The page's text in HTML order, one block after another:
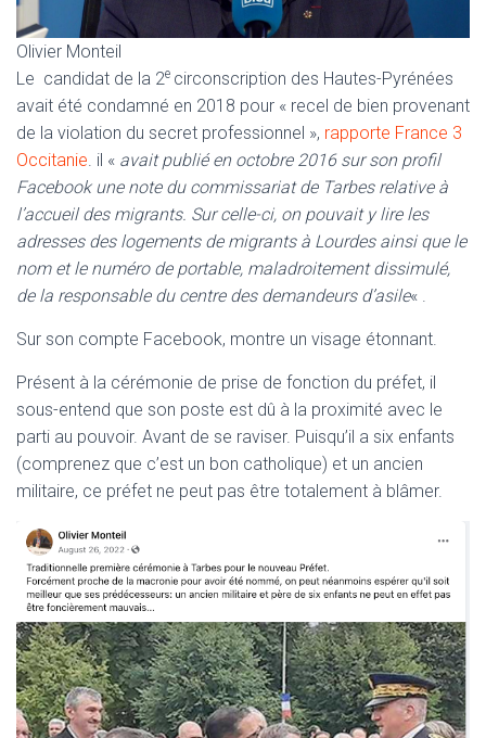
Olivier Monteil
Le candidat de la 2e circonscription des Hautes-Pyrénées
avait été condamné en 2018 pour « recel de bien provenant
de la violation du secret professionnel », rapporte France 3
Occitanie. il « avait publié en octobre 2016 sur son profil
Facebook une note du commissariat de Tarbes relative à
l’accueil des migrants. Sur celle-ci, on pouvait y lire les
adresses des logements de migrants à Lourdes ainsi que le
nom et le numéro de portable, maladroitement dissimulé,
de la responsable du centre des demandeurs d’asile« .
Sur son compte Facebook, montre un visage étonnant.
Présent à la cérémonie de prise de fonction du préfet, il
sous-entend que son poste est dû à la proximité avec le
parti au pouvoir. Avant de se raviser. Puisqu’il a six enfants
(comprenez que c’est un bon catholique) et un ancien
militaire, ce préfet ne peut pas être totalement à blâmer.